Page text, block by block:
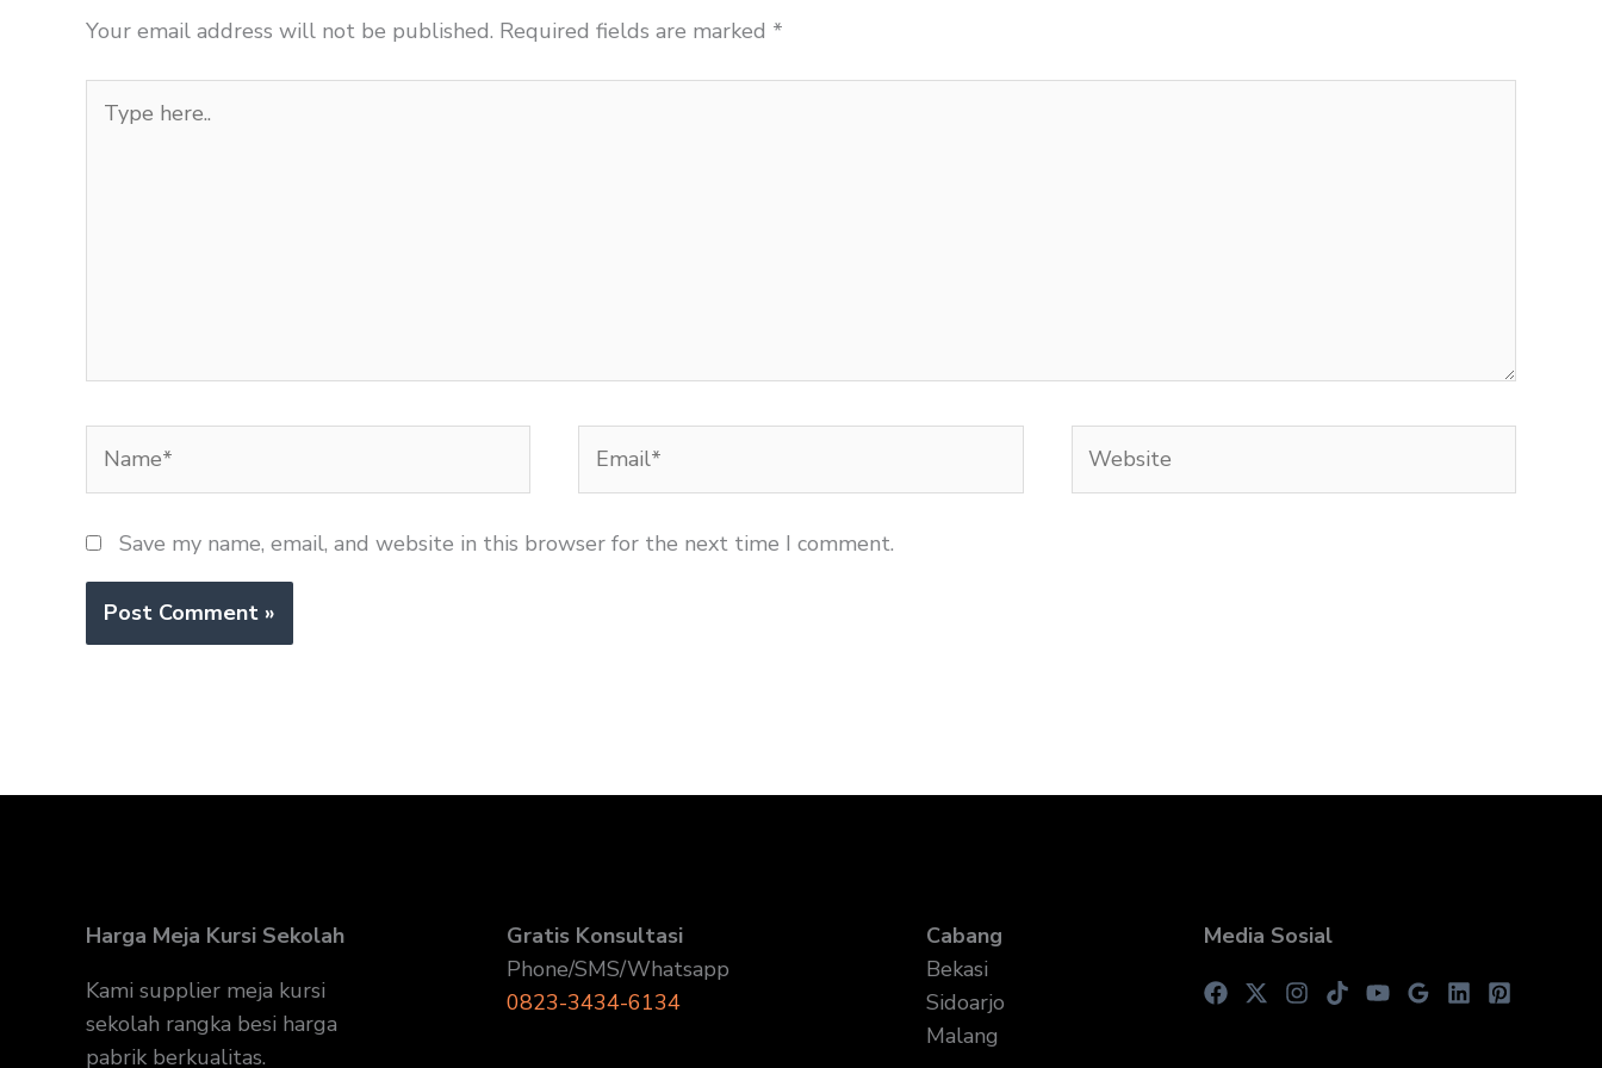
Your email address will not be published. Required fields are marked *
here..
Save my name, email, and website in this browser for the next time I comment.
Harga Meja Kursi Sekolah
Kami supplier meja kursi
sekolah rangka besi harga
pabrik berkualitas.
Gratis Konsultasi
Phone/SMS/Whatsapp
0823-3434-6134
Cabang
Bekasi
Sidoarjo
Malang
Media Sosial